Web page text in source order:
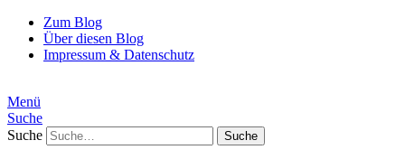
Zum Blog
Über diesen Blog
Impressum & Datenschutz
Menü
Suche
Suche